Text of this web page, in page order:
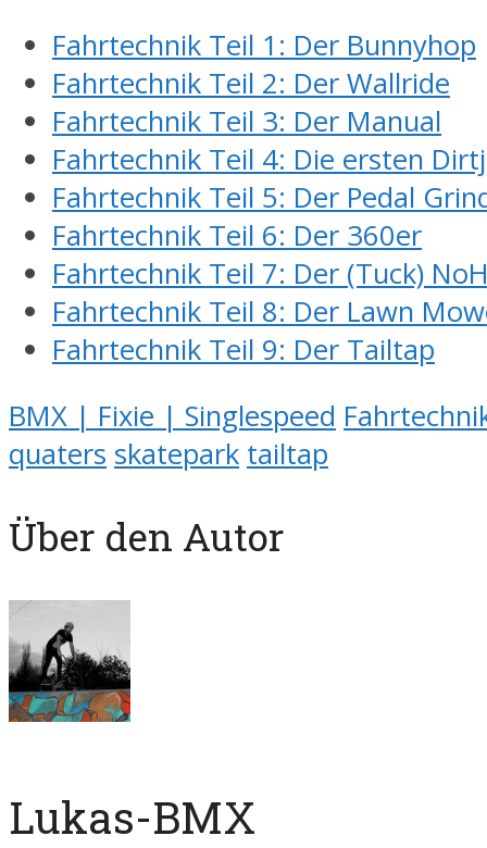
Fahrtechnik Teil 1: Der Bunnyhop
Fahrtechnik Teil 2: Der Wallride
Fahrtechnik Teil 3: Der Manual
Fahrtechnik Teil 4: Die ersten
Fahrtechnik Teil 5: Der Pedal
Fahrtechnik Teil 6: Der 360er
Fahrtechnik Teil 7: Der (Tuck)
Fahrtechnik Teil 8: Der Lawn
Fahrtechnik Teil 9: Der Tailtap
BMX | Fixie | Singlespeed
quaters skatepark tailtap
Über den Autor
Lukas-BMX